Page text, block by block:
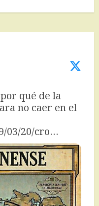
qué de la
no caer en el
03/20/cro…